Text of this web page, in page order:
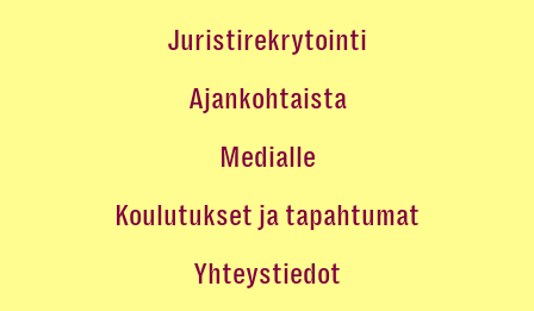
Juristirekrytointi
Ajankohtaista
Medialle
Koulutukset ja tapahtumat
Yhteystiedot